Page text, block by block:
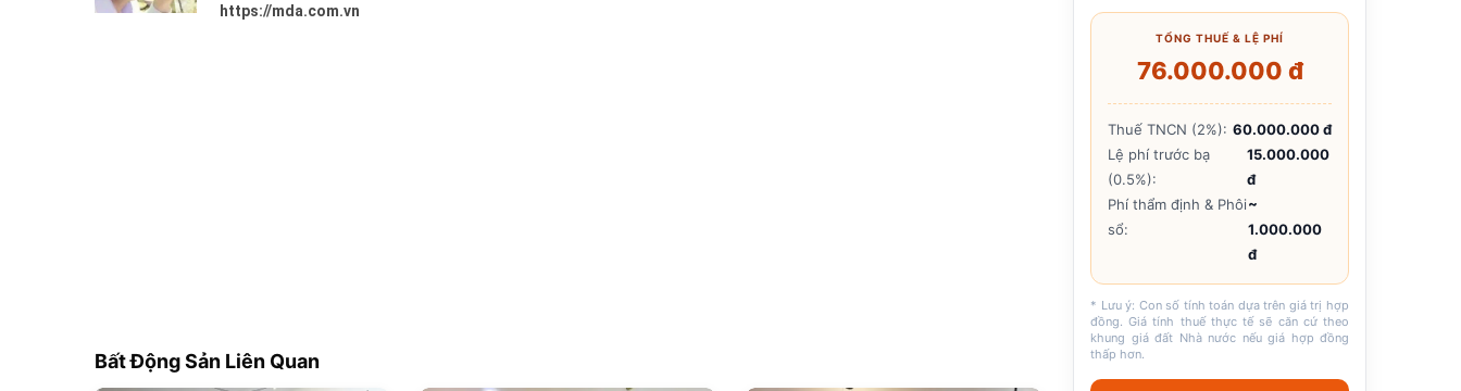
https://mda.com.vn
Bất Động Sản Liên Quan
TỔNG THUẾ & LỆ PHÍ
76.000.000 đ
Thuế TNCN (2%): 60.000.000 đ
Lệ phí trước bạ
(0.5%):
15.000.000
đ
Phí thẩm định & Phôi
sổ:
~
1.000.000
đ
* Lưu ý: Con số tính toán dựa trên giá trị hợp
đồng. Giá tính thuế thực tế sẽ căn cứ theo
khung giá đất Nhà nước nếu giá hợp đồng
thấp hơn.